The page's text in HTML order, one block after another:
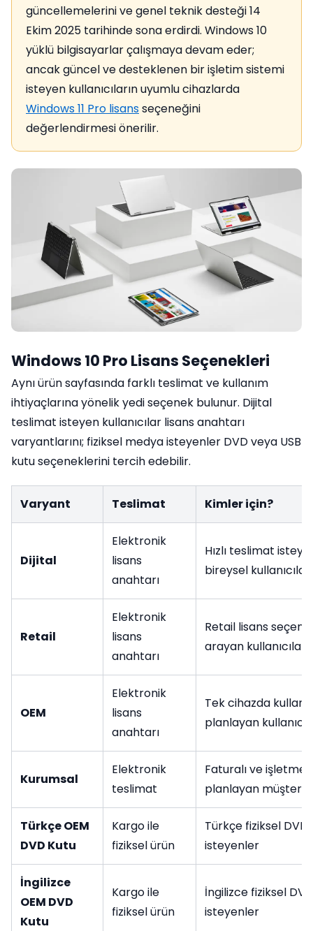
güncellemelerini ve genel teknik desteği 14
Ekim 2025 tarihinde sona erdirdi. Windows 10
yüklü bilgisayarlar çalışmaya devam eder;
ancak güncel ve desteklenen bir işletim sistemi
isteyen kullanıcıların uyumlu cihazlarda
Windows 11 Pro lisansseçeneğini
değerlendirmesi önerilir.
Windows 10 Pro Lisans Seçenekleri
Aynı ürün sayfasında farklı teslimat ve kullanım
ihtiyaçlarına yönelik yedi seçenek bulunur. Dijital
teslimat isteyen kullanıcılar lisans anahtarı
varyantlarını; fiziksel medya isteyenler DVD veya USB
kutu seçeneklerini tercih edebilir.
Varyant Teslimat Kimler için?
Dijital
Elektronik
lisans
anahtarı
Hızlı teslimat
bireysel kullanıcılar
Retail
Elektronik
lisans
anahtarı
Retail lisans
arayan kullanıcılar
OEM
Elektronik
lisans
anahtarı
Tek cihazda
planlayan
Kurumsal
Elektronik
teslimat
Faturalı ve işletme
planlayan
Türkçe OEM
DVD Kutu
Kargo ile
fiziksel ürün
Türkçe fiziksel DVD
isteyenler
İngilizce
OEM DVD
Kutu
Kargo ile
fiziksel ürün
İngilizce fiziksel
isteyenler